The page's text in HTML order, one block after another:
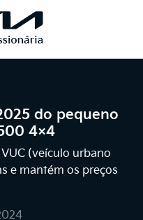
do pequeno
4×4
(veículo urbano
e mantém os preços